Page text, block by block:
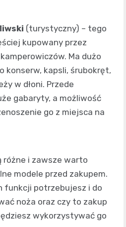
(turystyczny) – tego
kupowany przez
Ma dużo
konserw, kapsli, śrubokręt,
w dłoni. Przede
gabaryty, a możliwość
go z miejsca na
różne i zawsze warto
modele przed zakupem.
funkcji potrzebujesz i do
noża oraz czy to zakup
wykorzystywać go